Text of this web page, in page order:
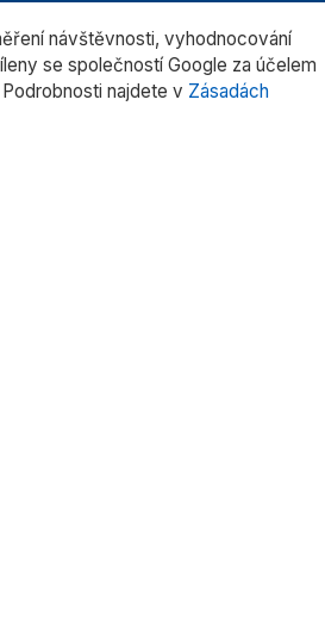
návštěvnosti, vyhodnocování
se společností Google za účelem
najdete v Zásadách